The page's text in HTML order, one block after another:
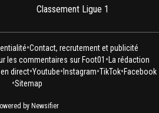
Classement Ligue 1
•Contact, recrutement et publicité
les commentaires sur Foot01 • La rédaction
direct•Youtube• Instagram•TikTok•Facebook
•Sitemap
by Newsifier